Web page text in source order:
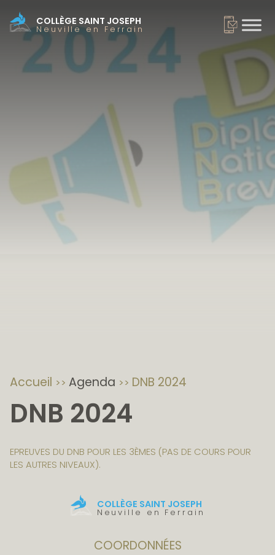
COLLÈGE SAINT JOSEPH
Neuville en Ferrain
Accueil Agenda DNB 2024
DNB 2024
EPREUVES DU DNB POUR LES 3ÈMES (PAS DE COURS POUR
LES AUTRES NIVEAUX).
COLLÈGE SAINT JOSEPH
Neuville en Ferrain
COORDONNÉES